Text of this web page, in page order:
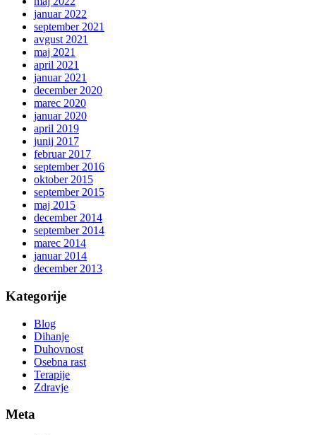
januar 2022
september 2021
avgust 2021
maj 2021
april 2021
januar 2021
december 2020
marec 2020
januar 2020
april 2019
junij 2017
februar 2017
september 2016
oktober 2015
september 2015
maj 2015
december 2014
september 2014
marec 2014
januar 2014
december 2013
Kategorije
Blog
Dihanje
Duhovnost
Osebna rast
Terapije
Zdravje
Meta